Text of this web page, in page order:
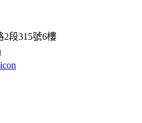
段315號6樓